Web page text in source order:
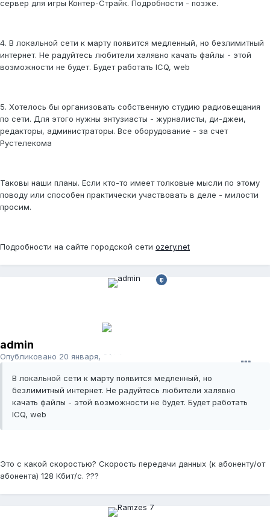
сервер для игры Контер-Страйк. Подробности - позже.
4. В локальной сети к марту появится медленный, но безлимитный
интернет. Не радуйтесь любители халявно качать файлы - этой
возможности не будет. Будет работать ICQ, web
5. Хотелось бы организовать собственную студию радиовещания
по сети. Для этого нужны энтузиасты - журналисты, ди-джеи,
редакторы, администраторы. Все оборудование - за счет
Рустелекома
Таковы наши планы. Если кто-то имеет толковые мысли по этому
поводу или способен практически участвовать в деле - милости
просим.
Подробности на сайте городской сети ozery.net
admin
Опубликовано 20 января, 2007
В локальной сети к марту появится медленный, но
безлимитный интернет. Не радуйтесь любители халявно
качать файлы - этой возможности не будет. Будет работать
ICQ, web
Это с какой скоростью? Скорость передачи данных (к абоненту/от
абонента) 128 Кбит/с. ???